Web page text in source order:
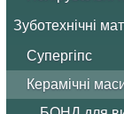
Зуботехнічні
Супергіпс
Керамічні